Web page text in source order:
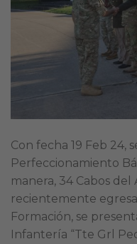
Con fecha 19 Feb 24,
Perfeccionamiento
manera, 34 Cabos
recientemente
Formación, se
Infantería “Tte Grl